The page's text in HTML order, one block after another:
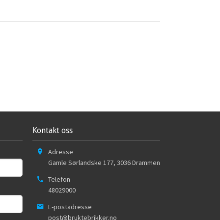
Kontakt oss
Adresse
Gamle Sørlandske 177, 3036Drammen
Telefon
48029000
E-postadresse
post@bruktebrikker.no